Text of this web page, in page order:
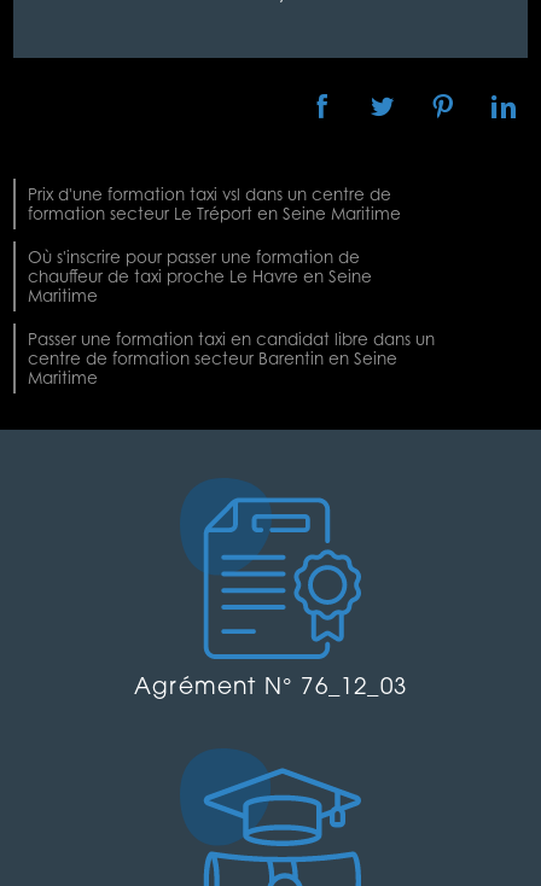
Prix d'une formation taxi vsl dans un centre de
formation secteur Le Tréport en Seine Maritime
Où s'inscrire pour passer une formation de
chauffeur de taxi proche Le Havre en Seine
Maritime
Passer une formation taxi en candidat libre dans un
centre de formation secteur Barentin en Seine
Maritime
Agrément N° 76_12_03